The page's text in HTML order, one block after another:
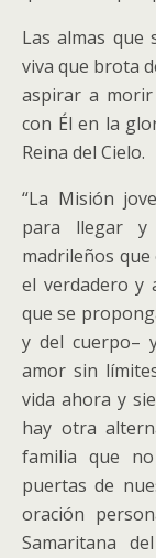
Las almas que
viva que brota
aspirar a
con Él en la
Reina del Cielo.
“La Misión
para llegar y
madrileños
el verdadero y
que se
y del cuerpo–
amor sin
vida ahora y
hay otra
familia que
puertas de
oración
Samaritana